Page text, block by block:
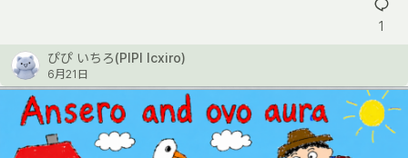
1
ぴぴ いちろ(PIPI Icxiro)
6月21日